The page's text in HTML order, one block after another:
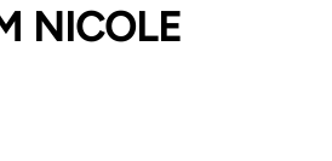
NICOLE